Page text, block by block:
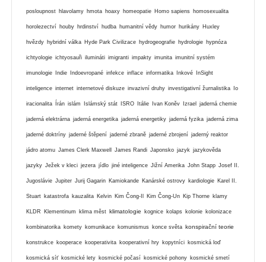
posloupnost hlavolamy hmota hoaxy homeopatie Homo sapiens homosexualita
horolezectví houby hrdinství hudba humanitní vědy humor hurikány Huxley
hvězdy hybridní válka Hyde Park Civilizace hydrogeografie hydrologie hypnóza
ichtyologie ichtyosauři ilumináti imigranti impakty imunita imunitní systém
imunologie Indie Indoevropané infekce inflace informatika Inkové InSight
inteligence internet internetové diskuze invazivní druhy investigativní žurnalistika Io
iracionalita Írán islám Islámský stát ISRO Itálie Ivan Koněv Izrael jaderná chemie
jaderná elektrárna jaderná energetika jaderná energetiky jaderná fyzika jaderná zima
jaderné doktríny jaderné štěpení jaderné zbraně jaderné zbrojení jaderný reaktor
jádro atomu James Clerk Maxwell James Randi Japonsko jazyk jazykověda
jazyky Ježek v kleci jezera jídlo jiné inteligence Jižní Amerika John Stapp Josef II.
Jugoslávie Jupiter Jurij Gagarin Kamiokande Kanárské ostrovy kardiologie Karel II.
Stuart katastrofa kauzalita Kelvin Kim Čong-Il Kim Čong-Un Kip Thorne klamy
KLDR Klementinum klima měst klimatologie kognice kolaps kolonie kolonizace
kombinatorika komety komunikace komunismus konce světa konspirační teorie
konstrukce kooperace kooperativita kooperativní hry kopytníci kosmická loď
kosmická síť kosmické lety kosmické počasí kosmické pohony kosmické smetí